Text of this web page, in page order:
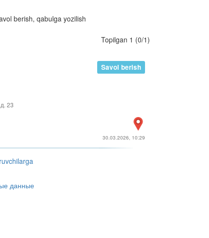
berish, qabulga yozilish
Topilgan 1 (0/1)
23
Savol berish
30.03.2026, 10:29
данные